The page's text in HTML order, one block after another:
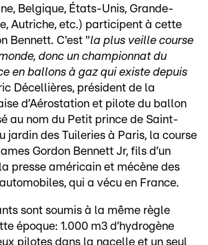
Belgique, États-Unis, Grande-
Autriche, etc.) participent à cette
Bennett. C'est "la plus veille course
donc un championnat du
en ballons à gaz qui existe depuis
Décellières, président de la
d’Aérostation et pilote du ballon
au nom du Petit prince de Saint-
jardin des Tuileries à Paris, la course
Gordon Bennett Jr, fils d’un
presse américain et mécène des
qui a vécu en France.
sont soumis à la même règle
époque: 1.000 m3 d’hydrogène
pilotes dans la nacelle et un seul